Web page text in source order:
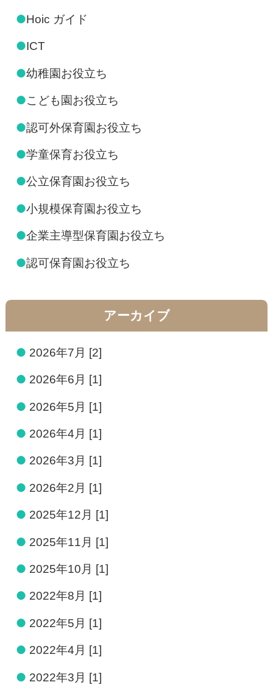
●Hoic ガイド
●ICT
●幼稚園お役立ち
●こども園お役立ち
●認可外保育園お役立ち
●学童保育お役立ち
●公立保育園お役立ち
●小規模保育園お役立ち
●企業主導型保育園お役立ち
●認可保育園お役立ち
アーカイブ
● 2026年7月 [2]
● 2026年6月 [1]
● 2026年5月 [1]
● 2026年4月 [1]
● 2026年3月 [1]
● 2026年2月 [1]
● 2025年12月 [1]
● 2025年11月 [1]
● 2025年10月 [1]
● 2022年8月 [1]
● 2022年5月 [1]
● 2022年4月 [1]
● 2022年3月 [1]